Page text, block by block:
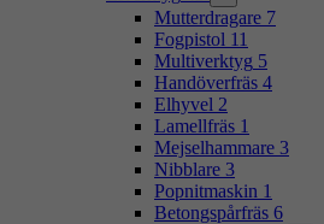
Mutterdragare 7
Fogpistol 11
Multiverktyg 5
Handöverfräs 4
Elhyvel 2
Lamellfräs 1
Mejselhammare 3
Nibblare 3
Popnitmaskin 1
Betongspårfräs 6